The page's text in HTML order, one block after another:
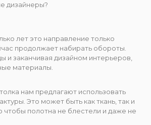
дизайнеры?
лет это направление только
продолжает набирать обороты.
и заканчивая дизайном интерьеров,
материалы.
нам предлагают использовать
Это может быть как ткань, так и
чтобы полотна не блестели и даже не